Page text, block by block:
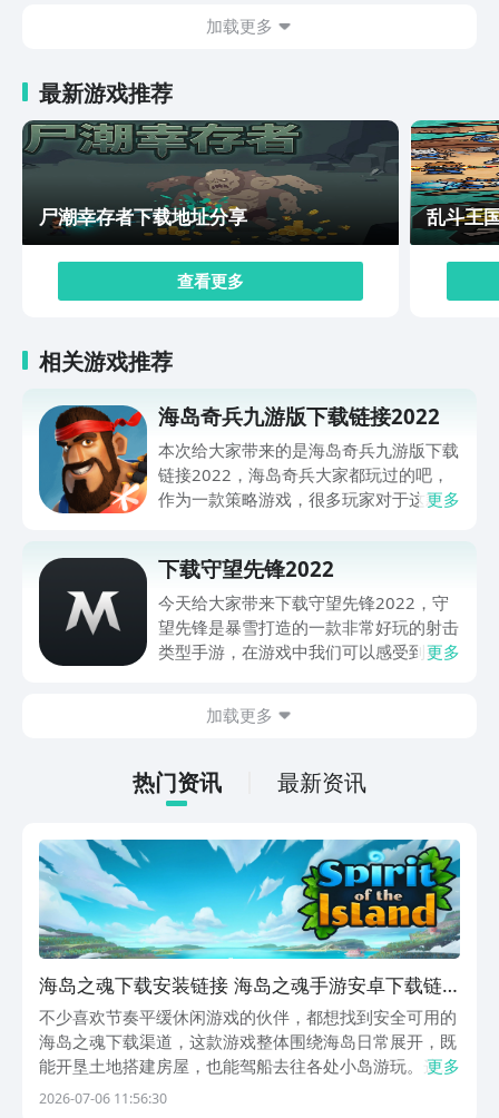
加载更多
最新游戏推荐
尸潮幸存者下载地址分享
查看更多
乱斗王
相关游戏推荐
海岛奇兵九游版下载链接2022
本次给大家带来的是海岛奇兵九游版下载
链接2022，海岛奇兵大家都玩过的吧，
作为一款策略游戏，很多玩家对于这款游
次带来了这个机会，想要重温一下的小伙
伴们可以尝试来了解一下这款游戏。
更多
下载守望先锋2022
今天给大家带来下载守望先锋2022，守
望先锋是暴雪打造的一款非常好玩的射击
类型手游，在游戏中我们可以感受到多人
更多
加载更多
热门资讯 最新资讯
海岛之魂下载安装链接 海岛之魂手游安卓下载链
接
不少喜欢节奏平缓休闲游戏的伙伴，都想找到安全可用的
海岛之魂下载渠道，这款游戏整体围绕海岛日常展开，既
能开垦土地搭建房屋，也能驾船去往各处小岛游玩。这里
推荐九游，这是手游福利最多的游戏平台，归属于阿里巴
更多
2026-07-06 11:56:30